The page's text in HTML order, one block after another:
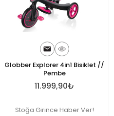
Globber Explorer 4in1 Bisiklet //
Pembe
11.999,90₺
Stoğa Girince Haber Ver!